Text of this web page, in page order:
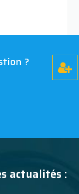
?
actualités :